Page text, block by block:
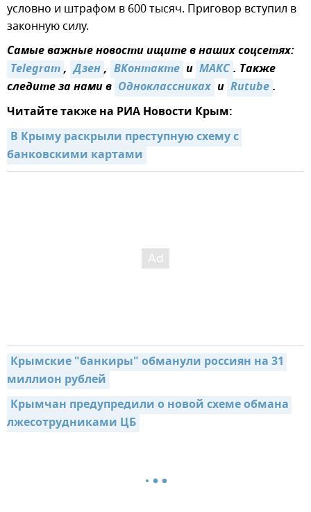
условно и штрафом в 600 тысяч. Приговор вступил в
законную силу.
Самые важные новости ищите в наших соцсетях:
Telegram, Дзен, ВКонтакте и MAКС. Также
следите за нами в Одноклассниках и Rutube.
Читайте также на РИА Новости Крым:
В Крыму раскрыли преступную схему с
банковскими картами
Крымские "банкиры" обманули россиян на 31
миллион рублей
Крымчан предупредили о новой схеме обмана
лжесотрудниками ЦБ